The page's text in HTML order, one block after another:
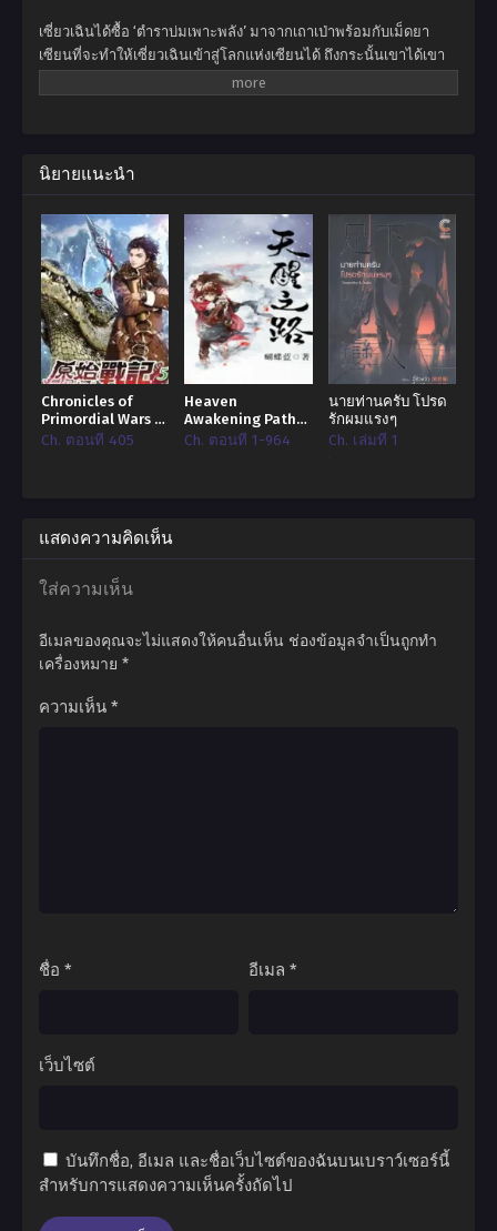
เซี่ยวเฉินได้ซื้อ ‘ตำราบ่มเพาะพลัง’ มาจากเถาเป่าพร้อมกับเม็ดยา
เซียนที่จะทำให้เซี่ยวเฉินเข้าสู่โลกแห่งเซียนได้ ถึงกระนั้นเขาได้เขา
ได้ฝึกฝนตามตำรามากว่าสามปีแต่กลับไม่มีความคืบหน้าแม้แต่น้อย
นิยายแนะนำ
Chronicles of
Primordial Wars –
ตำนานของสงคราม
Ch. ตอนที่ 405
Heaven
Awakening Path
ปลุกสวรรค์สยบปฐพี
Ch. ตอนที่ 1-964
นายท่านครับ โปรด
รักผมแรงๆ
Ch. เล่มที่ 1
แสดงความคิดเห็น
ใส่ความเห็น
อีเมลของคุณจะไม่แสดงให้คนอื่นเห็น ช่องข้อมูลจำเป็นถูกทำ
เครื่องหมาย *
ความเห็น *
ชื่อ * อีเมล *
เว็บไซต์
บันทึกชื่อ, อีเมล และชื่อเว็บไซต์ของฉันบนเบราว์เซอร์นี้
สำหรับการแสดงความเห็นครั้งถัดไป